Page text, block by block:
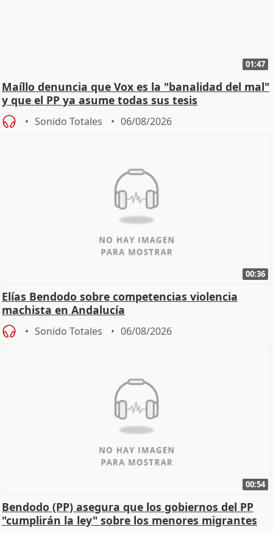
01:47
Maíllo denuncia que Vox es la "banalidad del mal"
y que el PP ya asume todas sus tesis
Sonido Totales 06/08/2026
00:36
Elías Bendodo sobre competencias violencia
machista en Andalucía
Sonido Totales 06/08/2026
00:54
Bendodo (PP) asegura que los gobiernos del PP
"cumplirán la ley" sobre los menores migrantes